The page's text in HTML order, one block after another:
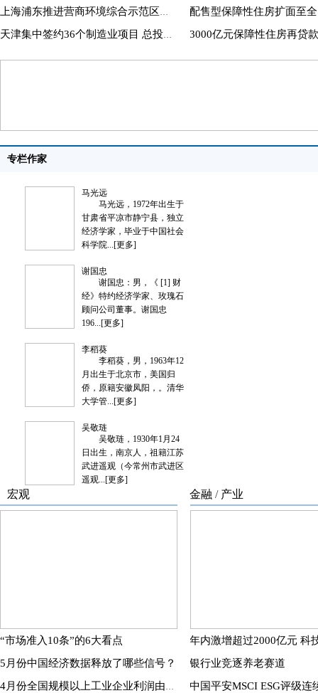
上海浦东推进营商环境综合示范区建设
天津集中签约36个制造业项目 总投资668亿元
专栏作家
马光远
马光远，1972年出生于
甘肃省平凉市静宁县，独立
经济学家，毕业于中国社会
科学院...[更多]
谢国忠
谢国忠：男，《 [1] 财
经》特约经济学家、玫瑰石
顾问公司董事。谢国忠
196...[更多]
李稻葵
李稻葵，男，1963年12
月出生于北京市，美国归
侨，原籍安徽凤阳，。清华
大学管...[更多]
吴敬琏
吴敬琏，1930年1月24
日出生，南京人，祖籍江苏
武进遥观（今常州市武进区
遥观...[更多]
宏观
“市场准入10条”的6大看点
5月份中国经济数据释放了哪些信号？
4月份全国规模以上工业企业利润由降转增
金融 / 产业
银行业竞逐养老赛道